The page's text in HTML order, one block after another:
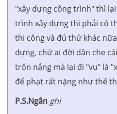
"xây dựng công trình" thì
trình xây dựng thì phải có
thi công và đủ thứ khác
dựng, chứ ai đời dân che
trốn nắng mà lại đi "vu" là
để phạt rất nặng như thế
P.S.Ngân ghi